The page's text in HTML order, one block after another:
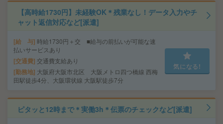
【高時給1730円】未経験OK＊残業なし！データ入力やチ
ャット返信対応など[派遣]
給 与 時給1730円＋交 ■給与の前払いが可能な速
払いサービスあり
交通費 交通費支給あり
勤務地 大阪府大阪市北区 大阪メトロ四つ橋線 西梅
田駅徒歩4分、大阪環状線 大阪駅徒歩7分
気になる!
ピタッと12時まで＊実働3h＊伝票のチェックなど[派遣]